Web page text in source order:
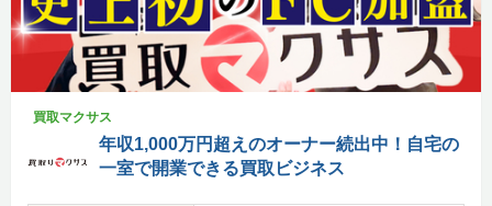
買取マクサス
年収1,000万円超えのオーナー続出中！自宅の
一室で開業できる買取ビジネス